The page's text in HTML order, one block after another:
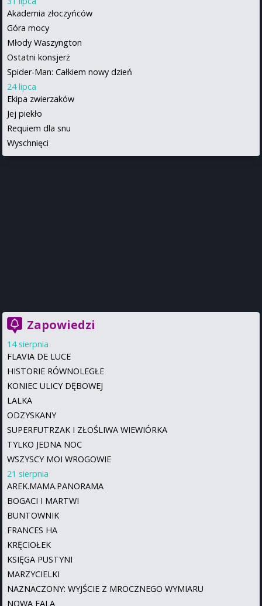
Akademia złoczyńców
Góra mocy
Młody Waszyngton
Ostatni konsjerż
Spider-Man: Całkiem nowy dzień
24 lipca
Ekipa zwierzaków
Jej piekło
Requiem dla snu
Wyschnięci
Zapowiedzi
14 sierpnia
FLAVIA DE LUCE
HISTORIE RÓWNOLEGŁE
KONIEC ULICY DĘBOWEJ
LALKA
ODZYSKANY
SUPERFUTRZAK I ZŁOŚLIWA WIEWIÓRKA
TYLKO JEDNA NOC
WSZYSCY MOI WROGOWIE
21 sierpnia
AREK.MAMA.PANORAMA
BOGACI I MARTWI
BUNTOWNIK
FRANCES HA
KRĘCIOŁEK
KSIĘGA PUSTYNI
MARZYCIELKI
NAZNACZONY: WYJŚCIE Z MROCZNEGO WYMIARU
NOWA FALA